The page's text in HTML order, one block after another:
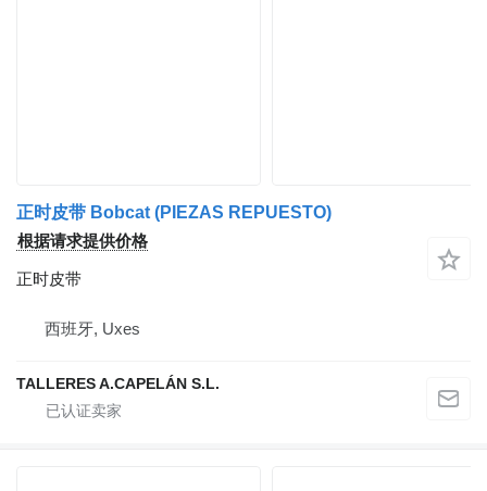
正时皮带 Bobcat (PIEZAS REPUESTO)
根据请求提供价格
正时皮带
西班牙, Uxes
TALLERES A.CAPELÁN S.L.